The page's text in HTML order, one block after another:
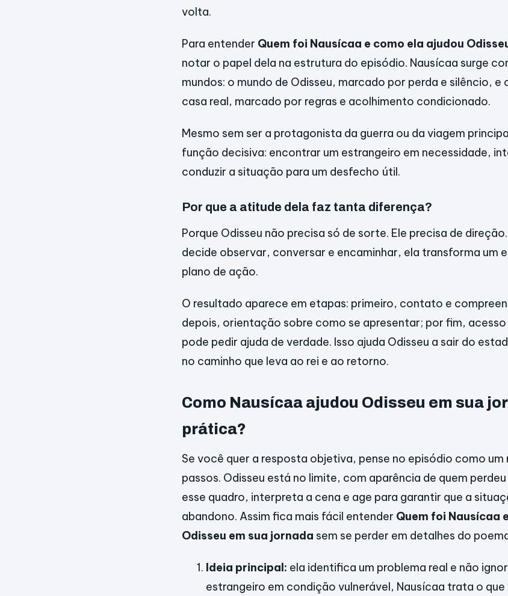
volta.
Para entender Quem foi Nausícaa e como ela ajudou
notar o papel dela na estrutura do episódio. Nausícaa surge
mundos: o mundo de Odisseu, marcado por perda e silêncio, e
casa real, marcado por regras e acolhimento condicionado.
Mesmo sem ser a protagonista da guerra ou da viagem
função decisiva: encontrar um estrangeiro em necessidade,
conduzir a situação para um desfecho útil.
Por que a atitude dela faz tanta diferença?
Porque Odisseu não precisa só de sorte. Ele precisa de
decide observar, conversar e encaminhar, ela transforma um
plano de ação.
O resultado aparece em etapas: primeiro, contato e
depois, orientação sobre como se apresentar; por fim,
pode pedir ajuda de verdade. Isso ajuda Odisseu a sair do
no caminho que leva ao rei e ao retorno.
Como Nausícaa ajudou Odisseu em sua
prática?
Se você quer a resposta objetiva, pense no episódio como
passos. Odisseu está no limite, com aparência de quem
esse quadro, interpreta a cena e age para garantir que a
abandono. Assim fica mais fácil entender Quem foi Nausícaa
Odisseu em sua jornada sem se perder em detalhes do
Ideia principal: ela identifica um problema real e não
estrangeiro em condição vulnerável, Nausícaa trata o